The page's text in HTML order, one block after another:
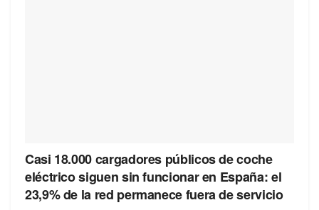
Casi 18.000 cargadores públicos de coche
eléctrico siguen sin funcionar en España: el
23,9% de la red permanece fuera de servicio